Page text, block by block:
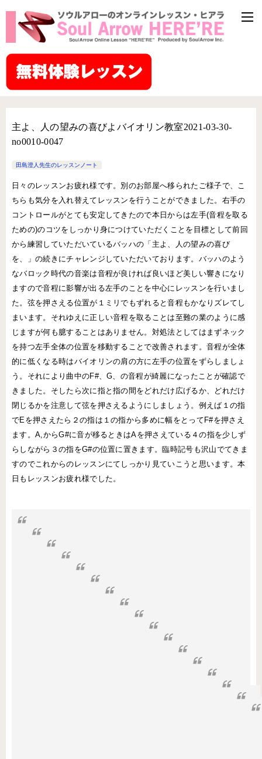
主よ、人の望みの喜びよバイオリン教室2021-03-30-
no0010-0047
田島澄人先生のレッスンノート
日々のレッスンお疲れ様です。別のお部屋へ移られたご様子で、こ
ちらも気分を入れ替えてレッスンを行うことができました。右手の
コントロールがとても安定してきたので本日からは左手(音程を取る
ための)のコツをしっかり身につけていただくことを目標として前回
から練習していただいているバッハの「主よ、人の望みの喜び
を、」の続きにチャレンジしていただいております。バッハのよう
なバロック時代の音楽は音程が良ければ良いほど美しい響きになり
ますので音程に影響が出る左手のことを中心にレッスンを行いまし
た。弦を押さえる位置が１ミリでもずれると音程もかなりズレてし
まいます。それゆえに正しい音程を取ることは至難の業のように感
じますが何も臆することはありません。対処法としてはまずネック
を持つ左手全体の位置を移動することで改善されます。音程が全体
的に低くなる時はバイオリンの肩の方に左手の位置をずらしましょ
う。それにより曲中のF#、G、の音程が綺麗になったことが確認で
きました。そしたら次に指と指の間をどれだけ広げるか、どれだけ
閉じるかを注意して弦を押さえるようにしましょう。例えば１の指
でEを押さえたら２の指は１の指から多めに幅をとってF#を押さえ
ます。A,からG#に音が移るときはAを押さえている４の指を少しず
らしながら３の指をG#の位置に置きます。臨時記号も沢山でてきま
すのでこれからのレッスンにてしっかり見ていこうと思います。本
日もレッスンお疲れ様でした。